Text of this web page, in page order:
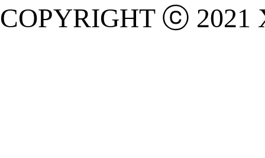
COPYRIGHT ⓒ 2021